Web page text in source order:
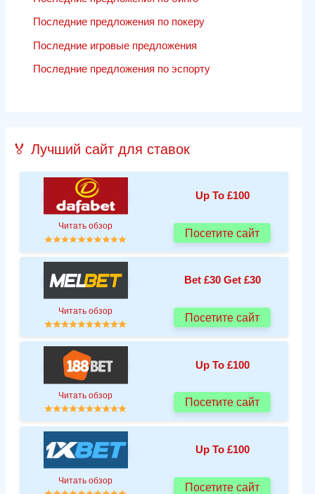
Последние предложения по покеру
Последние игровые предложения
Последние предложения по эспорту
🏅 Лучший сайт для ставок
Up To £100
Читать обзор
Посетите сайт
Bet £30 Get £30
Читать обзор
Посетите сайт
Up To £100
Читать обзор
Посетите сайт
Up To £100
Читать обзор
Посетите сайт